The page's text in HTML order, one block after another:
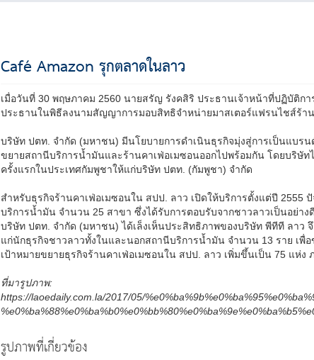
Café Amazon รุกตลาดในลาว
เมื่อวันที่ 30 พฤษภาคม 2560 นายสรัญ รังคสิริ ประธานเจ้าหน้าที่ปฏิบัติ
ประธานในพิธีลงนามสัญญาการมอบสิทธิจำหน่ายมาสเตอร์แฟรนไชส์ร้า
บริษัท ปตท. จำกัด (มหาชน) มีนโยบายการดำเนินธุรกิจมุ่งสู่การเป็นแบร
ขยายสถานีบริการน้ำมันและร้านคาเฟ่อเมซอนออกไปพร้อมกัน โดยบริษั
ครั้งแรกในประเทศกัมพูชาให้แก่บริษัท ปตท. (กัมพูชา) จำกัด
สำหรับธุรกิจร้านคาเฟ่อเมซอนใน สปป. ลาว เปิดให้บริการตั้งแต่ปี 2555
บริการน้ำมัน จำนวน 25 สาขา ซึ่งได้รับการตอบรับจากชาวลาวเป็นอย่า
บริษัท ปตท. จำกัด (มหาชน) ได้เล็งเห็นประสิทธิภาพของบริษัท พีทีที ลาว
แก่นักธุรกิจชาวลาวทั้งในและนอกสถานีบริการน้ำมัน จำนวน 13 ราย เพื่
เป้าหมายขยายธุรกิจร้านคาเฟ่อเมซอนใน สปป. ลาว เพิ่มขึ้นเป็น 75 แห่ง
ที่มารูปภาพ:
https://laoedaily.com.la/2017/05/
รูปภาพที่เกี่ยวข้อง